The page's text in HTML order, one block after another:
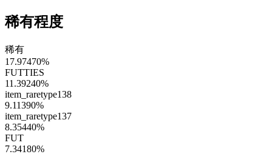
稀有程度
稀有
17.97470%
FUTTIES
11.39240%
item_raretype138
9.11390%
item_raretype137
8.35440%
FUT
7.34180%